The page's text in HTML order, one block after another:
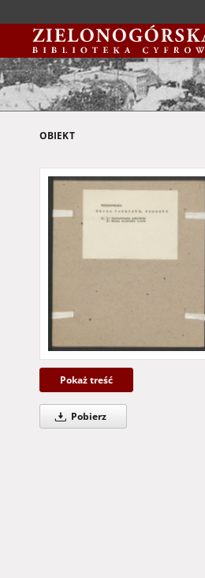
OBIEKT
Pokaż treść
Pobierz